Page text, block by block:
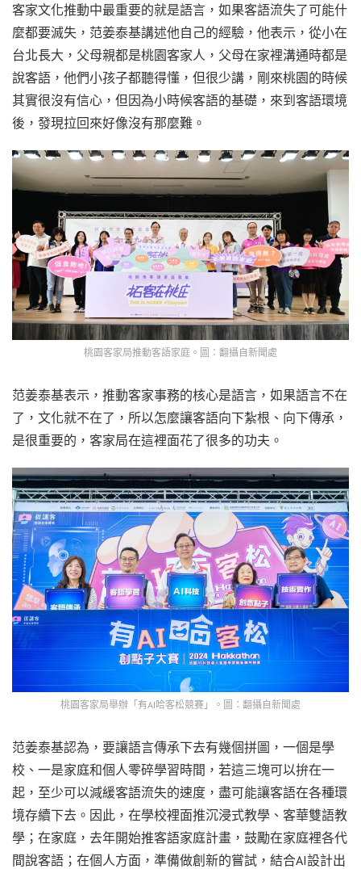
客家文化推動中最重要的就是語言，如果客語流失了可能什
麼都要滅失，范姜泰基講述他自己的經驗，他表示，從小在
台北長大，父母親都是桃園客家人，父母在家裡溝通時都是
說客語，他們小孩子都聽得懂，但很少講，剛來桃園的時候
其實很沒有信心，但因為小時候客語的基礎，來到客語環境
後，發現拉回來好像沒有那麼難。
桃園客家局推動客語家庭。圖：翻攝自新聞處
范姜泰基表示，推動客家事務的核心是語言，如果語言不在
了，文化就不在了，所以怎麼讓客語向下紮根、向下傳承，
是很重要的，客家局在這裡面花了很多的功夫。
桃園客家局舉辦「有AI哈客松競賽」。圖：翻攝自新聞處
范姜泰基認為，要讓語言傳承下去有幾個拼圖，一個是學
校、一是家庭和個人零碎學習時間，若這三塊可以拚在一
起，至少可以減緩客語流失的速度，盡可能讓客語在各種環
境存續下去。因此，在學校裡面推沉浸式教學、客華雙語教
學；在家庭，去年開始推客語家庭計畫，鼓勵在家庭裡各代
間說客語；在個人方面，準備做創新的嘗試，結合AI設計出